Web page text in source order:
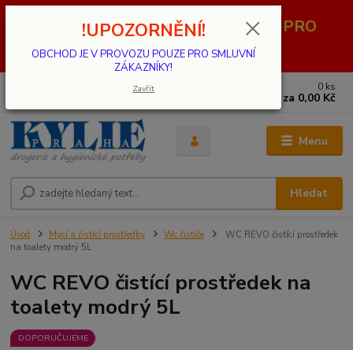
OBCHOD JE V PROVOZU POUZE PRO
SMLUVNÍ ZÁKAZNÍKY!
Menu
Hledat
0 ks
za 0,00 Kč
Úvod Mycí a čistící prostředky Wc čističe
WC REVO čistící prostředek
na toalety modrý 5L
WC REVO čistící prostředek na
toalety modrý 5L
DOPORUČUJEME
!UPOZORNĚNÍ!
OBCHOD JE V PROVOZU POUZE PRO SMLUVNÍ
ZÁKAZNÍKY!
Zavřít